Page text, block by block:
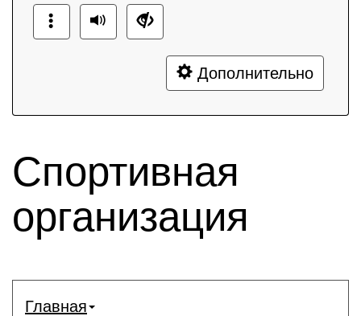
Дополнительно
Спортивная
организация
Главная